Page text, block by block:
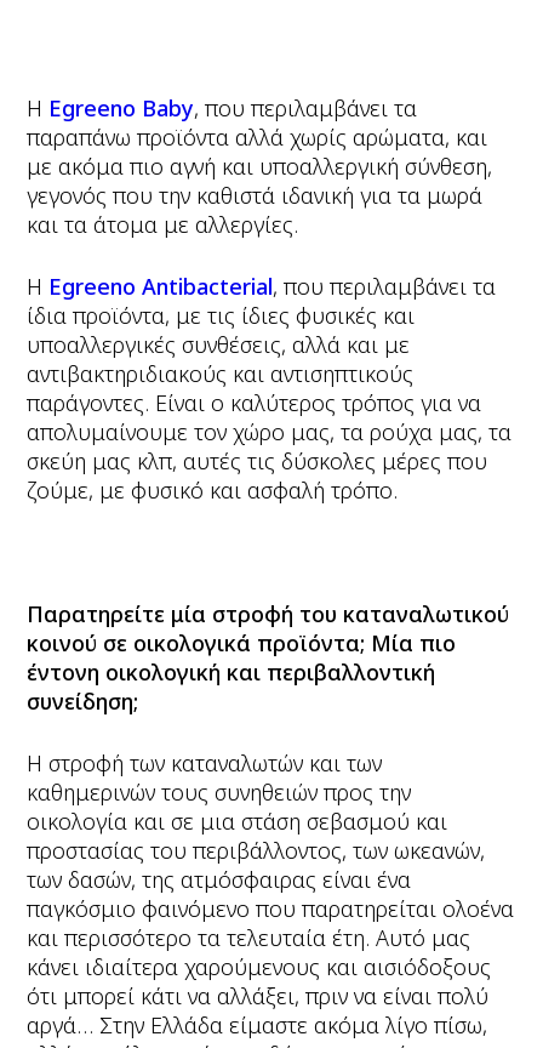
Η Egreeno Baby, που περιλαμβάνει τα
παραπάνω προϊόντα αλλά χωρίς αρώματα, και
με ακόμα πιο αγνή και υποαλλεργική σύνθεση,
γεγονός που την καθιστά ιδανική για τα μωρά
και τα άτομα με αλλεργίες.
Η Egreeno Antibacterial, που περιλαμβάνει τα
ίδια προϊόντα, με τις ίδιες φυσικές και
υποαλλεργικές συνθέσεις, αλλά και με
αντιβακτηριδιακούς και αντισηπτικούς
παράγοντες. Είναι ο καλύτερος τρόπος για να
απολυμαίνουμε τον χώρο μας, τα ρούχα μας, τα
σκεύη μας κλπ, αυτές τις δύσκολες μέρες που
ζούμε, με φυσικό και ασφαλή τρόπο.
Παρατηρείτε μία στροφή του καταναλωτικού
κοινού σε οικολογικά προϊόντα; Μία πιο
έντονη οικολογική και περιβαλλοντική
συνείδηση;
Η στροφή των καταναλωτών και των
καθημερινών τους συνηθειών προς την
οικολογία και σε μια στάση σεβασμού και
προστασίας του περιβάλλοντος, των ωκεανών,
των δασών, της ατμόσφαιρας είναι ένα
παγκόσμιο φαινόμενο που παρατηρείται ολοένα
και περισσότερο τα τελευταία έτη. Αυτό μας
κάνει ιδιαίτερα χαρούμενους και αισιόδοξους
ότι μπορεί κάτι να αλλάξει, πριν να είναι πολύ
αργά… Στην Ελλάδα είμαστε ακόμα λίγο πίσω,